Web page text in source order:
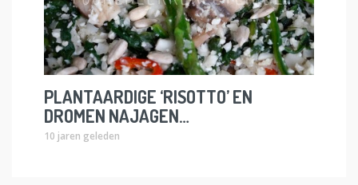
PLANTAARDIGE ‘RISOTTO’ EN
DROMEN NAJAGEN…
10 jaren geleden